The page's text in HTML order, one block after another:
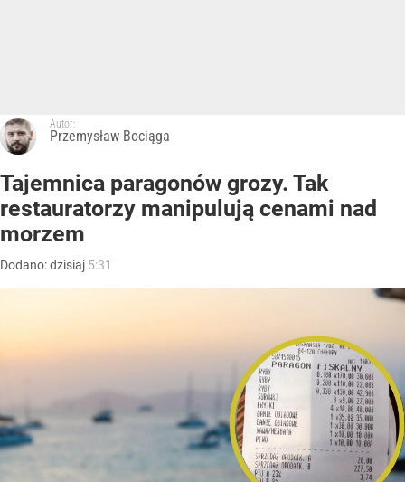
Autor:
Przemysław Bociąga
Tajemnica paragonów grozy. Tak
restauratorzy manipulują cenami nad
morzem
Dodano:dzisiaj 5:31